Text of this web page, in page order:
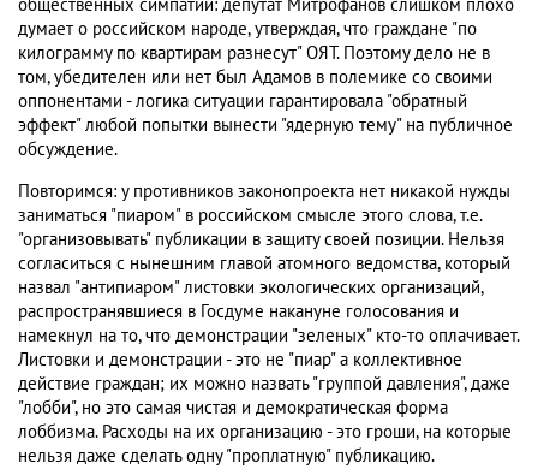
общественных симпатий: депутат Митрофанов слишком плохо
думает о российском народе, утверждая, что граждане "по
килограмму по квартирам разнесут" ОЯТ. Поэтому дело не в
том, убедителен или нет был Адамов в полемике со своими
оппонентами - логика ситуации гарантировала "обратный
эффект" любой попытки вынести "ядерную тему" на публичное
обсуждение.
Повторимся: у противников законопроекта нет никакой нужды
заниматься "пиаром" в российском смысле этого слова, т.е.
"организовывать" публикации в защиту своей позиции. Нельзя
согласиться с нынешним главой атомного ведомства, который
назвал "антипиаром" листовки экологических организаций,
распространявшиеся в Госдуме накануне голосования и
намекнул на то, что демонстрации "зеленых" кто-то оплачивает.
Листовки и демонстрации - это не "пиар" а коллективное
действие граждан; их можно назвать "группой давления", даже
"лобби", но это самая чистая и демократическая форма
лоббизма. Расходы на их организацию - это гроши, на которые
нельзя даже сделать одну "проплатную" публикацию.